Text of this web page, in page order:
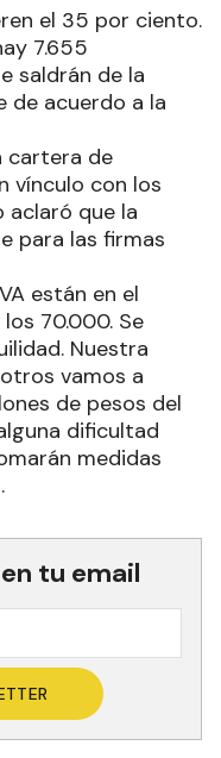
el 35 por ciento.
7.655
saldrán de la
de acuerdo a la
cartera de
vínculo con los
aclaró que la
para las firmas
están en el
70.000. Se
Nuestra
vamos a
de pesos del
dificultad
medidas
tu email